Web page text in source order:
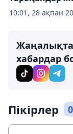
10:01, 28 ақпан
хабардар
Пікірлер 0